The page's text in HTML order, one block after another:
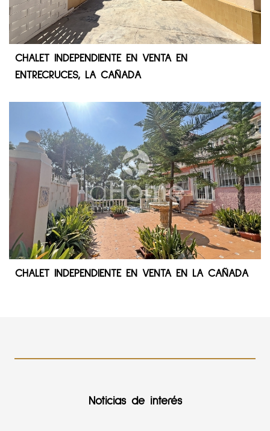
CHALET INDEPENDIENTE EN VENTA EN
ENTRECRUCES, LA CAÑADA
CHALET INDEPENDIENTE EN VENTA EN LA CAÑADA
Noticias de interés